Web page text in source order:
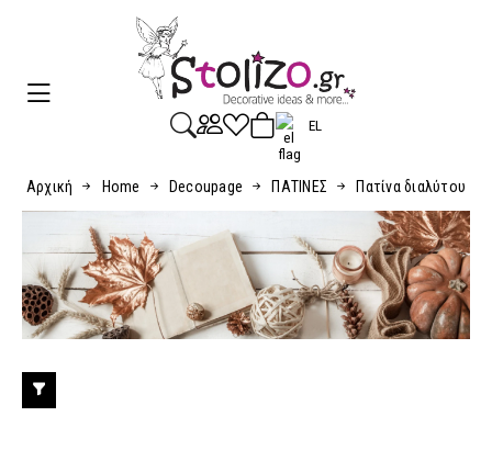
EL
Αρχική Home Decoupage ΠΑΤΙΝΕΣ Πατίνα διαλύτου